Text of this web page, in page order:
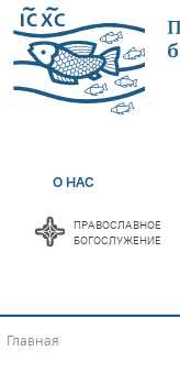
О НАС
православное
богослужение
Главная